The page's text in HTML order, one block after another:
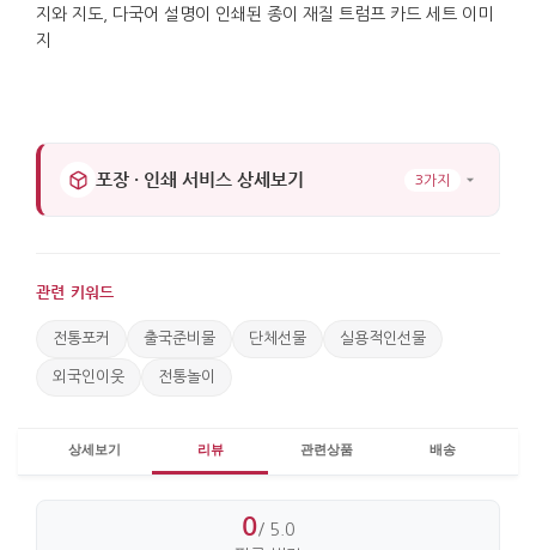
박스 포장으로 보관과 운송이 정돈됩니다. 사용 후에는
포장 · 인쇄 서비스 상세보기 3가지
관련 키워드
전통포커 출국준비물 단체선물 실용적인선물
외국인이웃 전통놀이
상세보기 리뷰 관련상품 배송
0/ 5.0